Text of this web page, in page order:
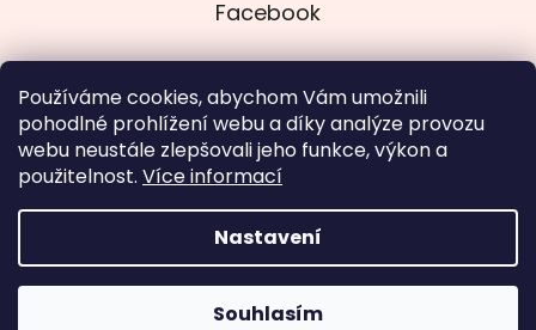
Používáme cookies, abychom Vám umožnili
pohodlné prohlížení webu a díky analýze provozu
webu neustále zlepšovali jeho funkce, výkon a
použitelnost. Více informací
Nastavení
Souhlasím
V termínu 18. 8. - 4. 9. otevřeno út - pá 12 - 19 hod., so, ne a
Facebook
Vytvořil kashop.cz
Vytvořil Shoptet
SugarBat.cz. Všechna práva vyhrazena.